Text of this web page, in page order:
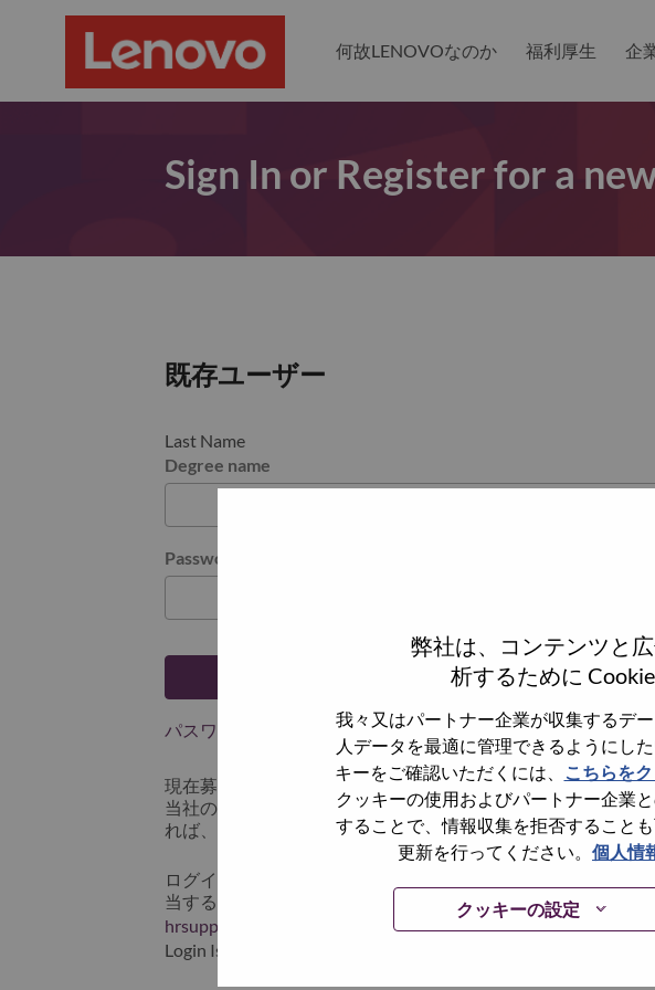
弊社は、コンテンツと
析するために
我々又はパートナー企業が収集するデ
人データを最適に管理できるようにし
キーをご確認いただくには、
こちらを
クッキーの使用およびパートナー企業
することで、情報収集を拒否すること
更新を行ってください。 個人情
クッキーの設定
何故LENOVOなのか 福利厚生 企
Sign In or Register for a
既存ユーザー
Last Name
Degree name
Password
パスワードを忘れましたか？
現在募集中の職種に最近応募しましたでしょうか。その場合
当社のシステムに保存されています。 よって「Forget
れば、リセットしてログインできます。
ログインや新規ユーザーとしての登録時に問題が発生した場
当するスクリーンショットのデータを添えて、当社HRサポー
hrsupport@lenovo.com
までお問い合わせ頂けますか。また
Login Issue」と入れてください。内容を確認後、サポート担